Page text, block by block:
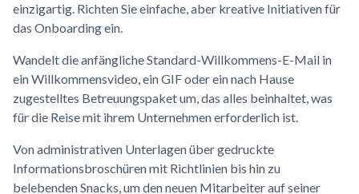
einzigartig. Richten Sie einfache, aber kreative Initiativen für
das Onboarding ein.
Wandelt die anfängliche Standard-Willkommens-E-Mail in
ein Willkommensvideo, ein GIF oder ein nach Hause
zugestelltes Betreuungspaket um, das alles beinhaltet, was
für die Reise mit ihrem Unternehmen erforderlich ist.
Von administrativen Unterlagen über gedruckte
Informationsbroschüren mit Richtlinien bis hin zu
belebenden Snacks, um den neuen Mitarbeiter auf seiner